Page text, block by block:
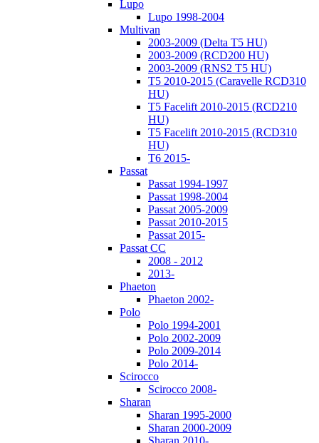
Lupo
Lupo 1998-2004
Multivan
2003-2009 (Delta T5 HU)
2003-2009 (RCD200 HU)
2003-2009 (RNS2 T5 HU)
T5 2010-2015 (Caravelle RCD310
HU)
T5 Facelift 2010-2015 (RCD210
HU)
T5 Facelift 2010-2015 (RCD310
HU)
T6 2015-
Passat
Passat 1994-1997
Passat 1998-2004
Passat 2005-2009
Passat 2010-2015
Passat 2015-
Passat CC
2008 - 2012
2013-
Phaeton
Phaeton 2002-
Polo
Polo 1994-2001
Polo 2002-2009
Polo 2009-2014
Polo 2014-
Scirocco
Scirocco 2008-
Sharan
Sharan 1995-2000
Sharan 2000-2009
Sharan 2010-